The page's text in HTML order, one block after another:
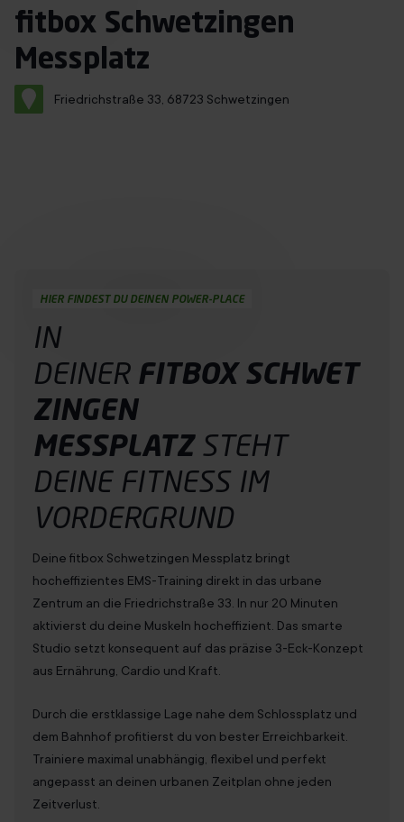
Über uns
Franchise
Jobs
fitbox Schwetzingen
Messplatz
Friedrichstraße 33, 68723 Schwetzingen
HIER FINDEST DU DEINEN POWER-PLACE
IN
DEINER FITBOX SCHWET
ZINGEN
MESSPLATZ STEHT
DEINE FITNESS IM
VORDERGRUND
Deine fitbox Schwetzingen Messplatz bringt
hocheffizientes EMS-Training direkt in das urbane
Zentrum an die Friedrichstraße 33. In nur 20 Minuten
aktivierst du deine Muskeln hocheffizient. Das smarte
Studio setzt konsequent auf das präzise 3-Eck-Konzept
aus Ernährung, Cardio und Kraft.
Durch die erstklassige Lage nahe dem Schlossplatz und
dem Bahnhof profitierst du von bester Erreichbarkeit.
Trainiere maximal unabhängig, flexibel und perfekt
angepasst an deinen urbanen Zeitplan ohne jeden
Zeitverlust.